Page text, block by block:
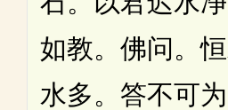
如教。佛问。
水多。答不可